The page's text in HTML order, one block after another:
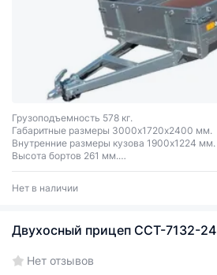
Грузоподъемность 578 кг.
Габаритные размеры 3000х1720х2400 мм.
Внутренние размеры кузова 1900х1224 мм.
Высота бортов 261 мм.
Передний и задний борта откидные.
Нет в наличии
Двухосный прицеп ССТ-7132-24
Нет отзывов